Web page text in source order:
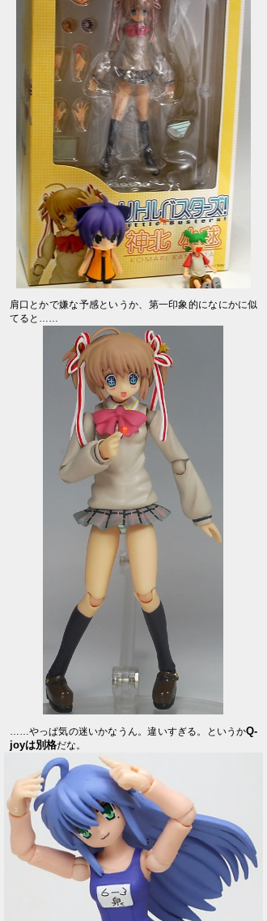
肩口とかで嫌な予感というか、第一印象的になにかに似
てると……
……やっぱ気の迷いかなうん。違いすぎる。というかQ-
joyは別格だな。